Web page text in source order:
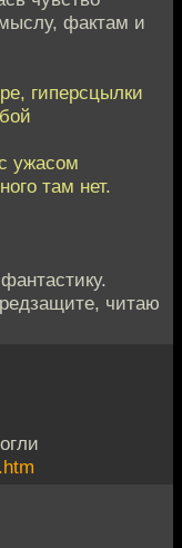
фактам и
гиперсцылки
ужасом
там нет.
читаю